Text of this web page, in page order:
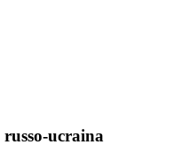
ucraina